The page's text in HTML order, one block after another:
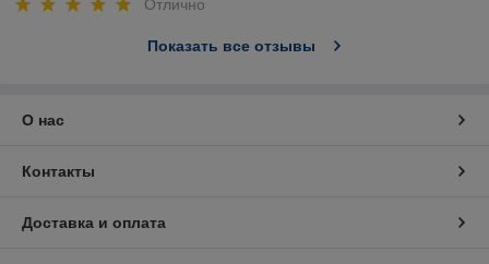
Отлично
Показать все отзывы
О нас
Контакты
Доставка и оплата